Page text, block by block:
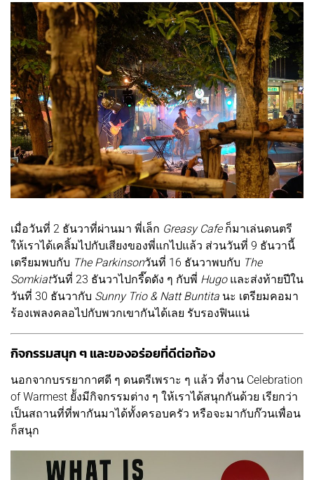
เมื่อวันที่ 2 ธันวาที่ผ่านมา พี่เล็ก Greasy Cafeก็มาเล่นดนตรี
ให้เราได้เคลิ้มไปกับเสียงของพี่แกไปแล้ว ส่วนวันที่ 9 ธันวานี้
เตรียมพบกับ The Parkinsonวันที่ 16 ธันวาพบกับ The
Somkiatวันที่ 23 ธันวาไปกรี๊ดดัง ๆ กับพี่ Hugoและส่งท้ายปีใน
วันที่ 30 ธันวากับ Sunny Trio & Natt Buntita นะ เตรียมคอมา
ร้องเพลงคลอไปกับพวกเขากันได้เลย รับรองฟินแน่
กิจกรรมสนุก ๆ และของอร่อยที่ดีต่อท้อง
นอกจากบรรยากาศดี ๆ ดนตรีเพราะ ๆ แล้ว ที่งาน Celebration
of Warmest ยัังมีกิจกรรมต่าง ๆ ให้เราได้สนุกกันด้วย เรียกว่า
เป็นสถานที่ที่พากันมาได้ทั้งครอบครัว หรือจะมากับก๊วนเพื่อน
ก็สนุก